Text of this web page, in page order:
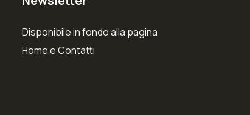
Disponibile in fondo alla pagina
Home e Contatti